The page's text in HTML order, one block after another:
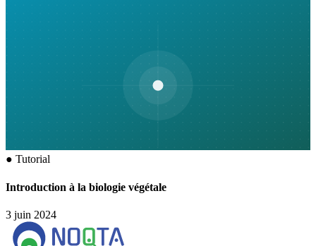
● Tutorial
Introduction à la biologie végétale
3 juin 2024